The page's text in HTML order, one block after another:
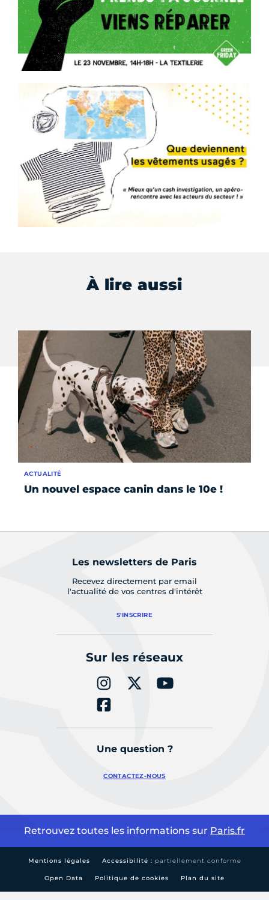
À lire aussi
Un nouvel espace canin dans le 10e !
ACTUALITÉ
Les newsletters de Paris
Recevez directement par email
l'actualité de vos centres d'intérêt
S'INSCRIRE
Sur les réseaux
Une question ?
CONTACTEZ-NOUS
Retrouvez toutes les informations sur Paris.fr
Mentions légales Accessibilité : partiellement conforme
Open Data Politique de cookies Plan du site